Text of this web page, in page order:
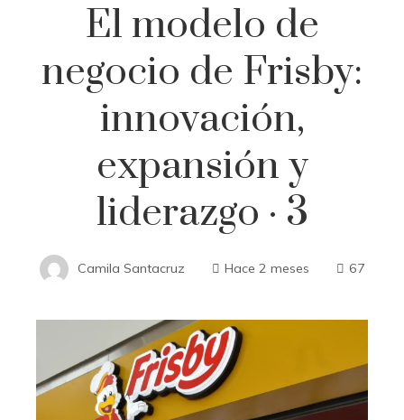
El modelo de
negocio de Frisby:
innovación,
expansión y
liderazgo · 3
Camila Santacruz Hace 2 meses 67